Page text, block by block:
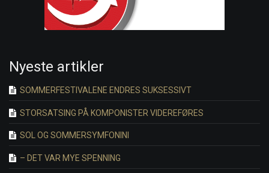
Nyeste artikler
SOMMERFESTIVALENE ENDRES SUKSESSIVT
STORSATSING PÅ KOMPONISTER VIDEREFØRES
SOL OG SOMMERSYMFONINI
– DET VAR MYE SPENNING